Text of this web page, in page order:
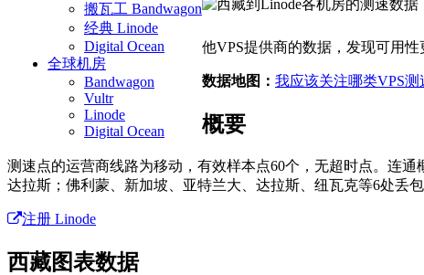
搬瓦工 Bandwagon
经典 Linode
Digital Ocean
全球机房
Bandwagon
Vultr
Linode
Digital Ocean
他VPS提供商的数据，发现可用性
数据地图： 我应该关注哪类VPS测
概要
测速点的运营商线路为移动，有效样本点60个，无超时点。连
达拉斯；佛利蒙、新加坡、亚特兰大、达拉斯、纽瓦克等6处丢包
注册 Linode
西藏图表数据